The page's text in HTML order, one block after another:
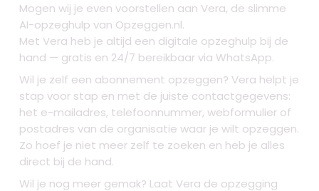
Mogen wij je even voorstellen aan Vera, de slimme
AI-opzeghulp van Opzeggen.nl.
Met Vera heb je altijd een digitale opzeghulp bij de
hand — gratis en 24/7 bereikbaar via WhatsApp.
Wil je zelf een abonnement opzeggen? Vera helpt je
stap voor stap en met de juiste contactgegevens:
het e-mailadres, telefoonnummer, webformulier of
postadres van de organisatie waar je wilt opzeggen.
Zo hoef je niet meer zelf te zoeken en heb je alles
direct bij de hand.
Wil je nog meer gemak? Laat Vera de opzegging